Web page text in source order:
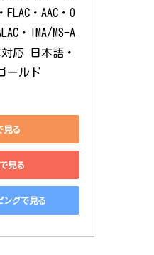
FLAC・AAC・O
・IMA/MS-A
対応 日本語・
ールド
見る
見る
ングで見る